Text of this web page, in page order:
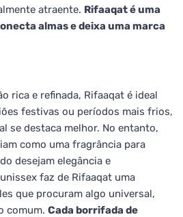
atraente. Rifaaqat é uma
almas e deixa uma marca
rica e refinada, Rifaaqat é ideal
festivas ou períodos mais frios,
se destaca melhor. No entanto,
como uma fragrância para
desejam elegância e
faz de Rifaaqat uma
que procuram algo universal,
comum. Cada borrifada de